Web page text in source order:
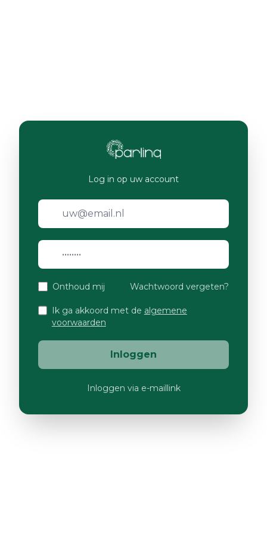
Log in op uw account
Onthoud mij Wachtwoord vergeten?
Ik ga akkoord met de algemene
voorwaarden
Inloggen
Inloggen via e-maillink